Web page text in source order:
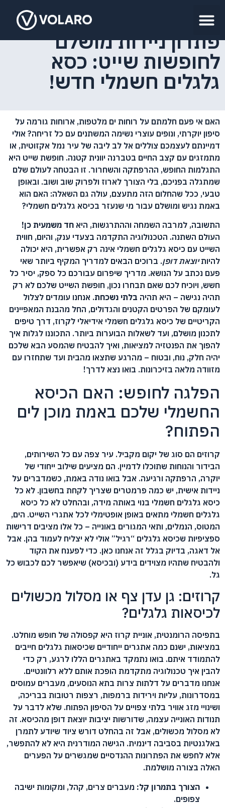
פתרון ניידות מושלם
לחופשות שייט: כסא
גלגלים חשמלי חדש!
האם אי פעם חלמתם על רוחות ים מלטפות, ארוחות גורמה על
סיפון יוקרתי, ונופים עוצרי נשימה המשתנים עם כל זריחה? אולי
דמיינתם לעצמכם צוללים אל לב ליבה של עיר נמל אקזוטית, או
מתמזגים עם קצב החיים בטברנה יוונית קטנה. חופשת שייט היא
התגלמות החופש, ההרפתקה והשחרור. זו הבטחה לעולם שלם
שמתגלה בפניכם, בלי הצורך לארוז ולפרוק שוב ושוב. ובאופן
טבעי, ככל שהחלום הזה מתעצם, עולה גם השאלה: האם הוא
באמת נגיש ומושלם עבור מי שנעזר בכיסא גלגלים חשמלי?
התשובה, למרבה השמחה וההתרגשות, היא חד משמעית כן!
העולם השתנה. הטכנולוגיה התקדמה בצעדי ענק, והיום, חווית
השייט עם כיסא גלגלים חשמלי אינה רק אפשרית, היא יכולה
להיותיוצאת דופן. ברוכים הבאים למדריך המקיף ביותר שאי
פעם נכתב על הנושא. מדריך שיפרום עבורכם כל ספק, יסיר כל
חשש, ויוכיח לכם שאם תבחרו נכון, חופשת השייט שלכם לא רק
תהיה נגישה – היא תהיה בלתי נשכחת. אנחנו עומדים לצלול
לעומקם של הפרטים הקטנים והגדולים, החל מהבנת המאפיינים
הקריטיים של כיסא גלגלים חשמלי אידיאלי לקרוז, דרך טיפים
לתכנון מושלם, ועד לשאלות הבוערות ביותר. התכוננו לגלות איך
להפוך את הפנטזיה למציאות, ואיך להבטיח שהמסע הבא שלכם
יהיה חלק, נוח, ובטוח – מהרגע שתצאו מהבית ועד שתחזרו עם
מזוודה מלאה בזיכרונות. בואו נצא לדרך!
הפלגה לחופש: האם הכיסא
החשמלי שלכם באמת מוכן לים
הפתוח?
קרוזים הם סוג של יקום מקביל. עיר צפה עם כל השירותים,
הבידור והנוחות שתוכלו לדמיין. הם מציעים שילוב ייחודי של
יוקרה, הרפתקה ורגיעה. אבל בואו נודה באמת, כשמדברים על
ניידות אישית, יש כמה פרמטרים שצריך לקחת בחשבון. לא כל
כיסא גלגלים חשמלי בנוי באותה מידה, ובהחלט לא כל כיסא
גלגלים חשמלי מתאים באופן אופטימלי לכל אתגרי השייט. הים,
המטוס, הנמלים, ותאי המגורים באונייה – כל אלו מציבים דרישות
ספציפיות שכיסא גלגלים “רגיל” אולי לא יצליח לעמוד בהן. אבל
אל דאגה, בדיוק בגלל זה אנחנו כאן. כדי לפענח את הקוד
ולהבטיח שתהיו מצוידים בידע (ובכיסא) שיאפשר לכם לכבוש כל
גל.
קרוזים: גן עדן צף או מסלול מכשולים
לכיסאות גלגלים?
בתפיסה הרומנטית, אוניית קרוז היא קפסולה של חופש מוחלט.
במציאות, ישנם כמה אתגרים ייחודיים שכיסאות גלגלים חייבים
להתמודד איתם. בואו נתמקד באתגרים הללו לרגע, רק כדי
להבין איך טכנולוגיה מתקדמת הופכת אותם ללא רלוונטיים.
אנחנו מדברים על דלתות צרות בתא הנוסעים, מעברים עמוסים
במסדרונות, עליות וירידות ברמפות, רצפות רטובות בבריכה,
ושינויי מזג אוויר בלתי צפויים על הסיפון הפתוח. שלא לדבר על
תנודות האונייה עצמה, שדורשות יציבות יוצאת דופן מהכיסא. זה
לא מסלול מכשולים, אבל זה בהחלט דורש ציוד שיודע לתמרן
באלגנטיות בסביבה דינמית. הגישה המודרנית היא לא להתפשר,
אלא לחפש את הפתרונות ההנדסיים שמגשרים על הפערים
האלה בצורה מושלמת.
הצורך בתמרון קל: מעברים צרים, קהל, ומקומות ישיבה
צפופים.